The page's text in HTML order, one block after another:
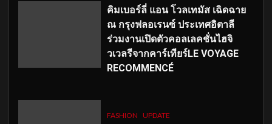
คิมเบอร์ลี่ แอน โวลเทมัส เฉิดฉาย
ณ กรุงฟลอเรนซ์ ประเทศอิตาลี
ร่วมงานเปิดตัวคอลเลคชั่นไฮจิ
วเวลรีจากคาร์เทียร์LE VOYAGE
RECOMMENCÉ
FASHION UPDATE